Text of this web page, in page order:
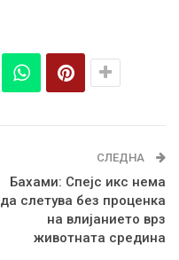
СЛЕДНА
Бахами: Спејс икс нема
да слетува без проценка
на влијанието врз
животната средина